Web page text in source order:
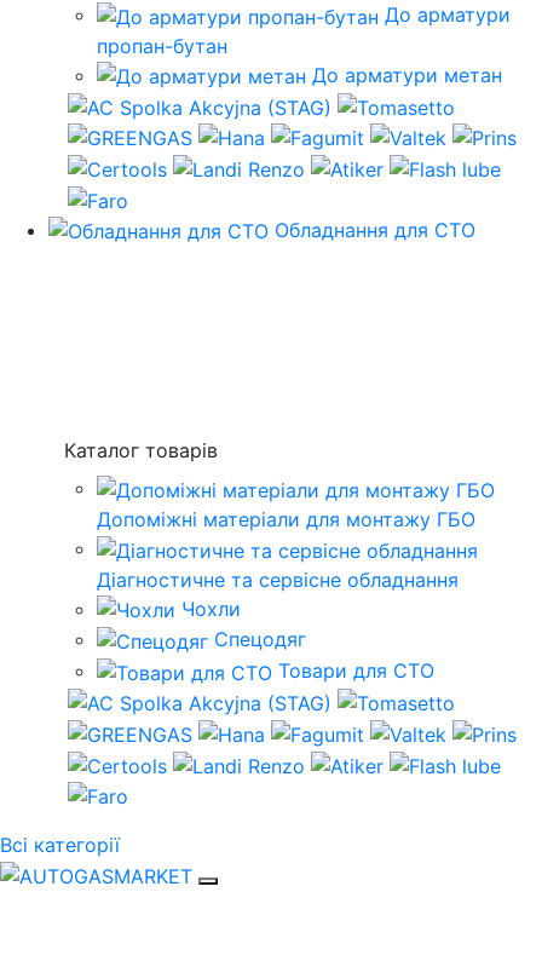
До арматури
пропан-бутан
До арматури метан
Обладнання для СТО
Каталог товарів
Допоміжні матеріали для монтажу ГБО
Діагностичне та сервісне обладнання
Чохли
Спецодяг
Товари для СТО
Всі категорії